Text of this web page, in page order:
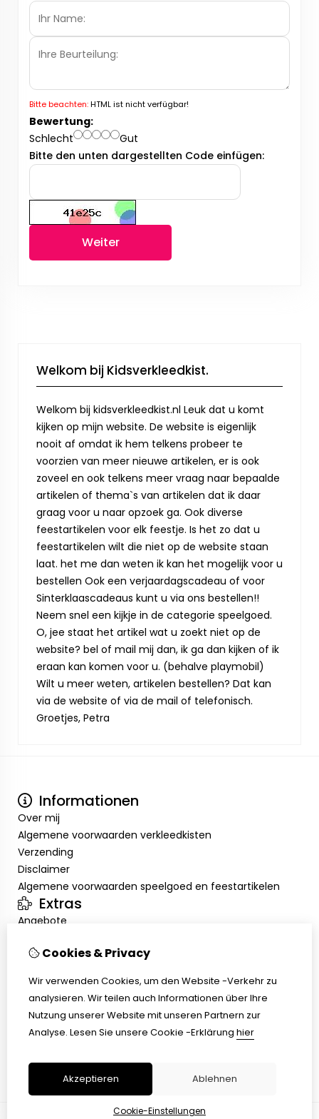
Bitte beachten:HTML ist nicht verfügbar!
Bewertung:
Schlecht
Gut
Bitte den unten dargestellten Code einfügen:
Weiter
Welkom bij Kidsverkleedkist.
Welkom bij kidsverkleedkist.nl Leuk dat u komt
kijken op mijn website. De website is eigenlijk
nooit af omdat ik hem telkens probeer te
voorzien van meer nieuwe artikelen, er is ook
zoveel en ook telkens meer vraag naar bepaalde
artikelen of thema`s van artikelen dat ik daar
graag voor u naar opzoek ga. Ook diverse
feestartikelen voor elk feestje. Is het zo dat u
feestartikelen wilt die niet op de website staan
laat. het me dan weten ik kan het mogelijk voor u
bestellen Ook een verjaardagscadeau of voor
Sinterklaascadeaus kunt u via ons bestellen!!
Neem snel een kijkje in de categorie speelgoed.
O, jee staat het artikel wat u zoekt niet op de
website? bel of mail mij dan, ik ga dan kijken of ik
eraan kan komen voor u. (behalve playmobil)
Wilt u meer weten, artikelen bestellen? Dat kan
via de website of via de mail of telefonisch.
Groetjes, Petra
Informationen
Over mij
Algemene voorwaarden verkleedkisten
Verzending
Disclaimer
Algemene voorwaarden speelgoed en feestartikelen
Extras
Angebote
Inloggen
Kundenservice
Retouren
Cookies & Privacy
Wir verwenden Cookies, um den Website -Verkehr zu
analysieren. Wir teilen auch Informationen über Ihre
Nutzung unserer Website mit unseren Partnern zur
Analyse. Lesen Sie unsere Cookie -Erklärung hier
Akzeptieren Ablehnen
Cookie-Einstellungen